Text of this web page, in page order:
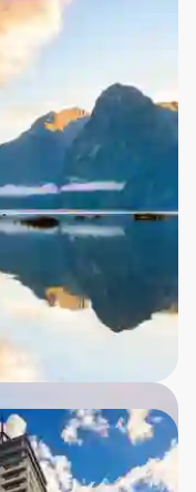
naturen bliver
landets
søer en næsten
rejsens absolutte
den imponerende
vandfald.
landets højeste